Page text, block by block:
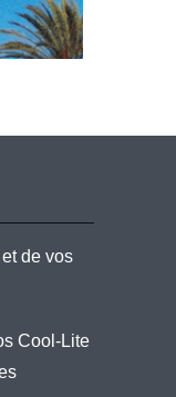
de vos
Cool-Lite